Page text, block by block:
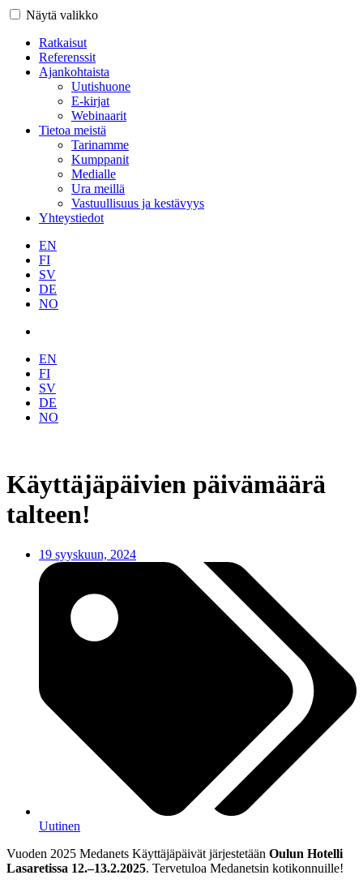
Näytä valikko
Ratkaisut
Referenssit
Ajankohtaista
Uutishuone
E-kirjat
Webinaarit
Tietoa meistä
Tarinamme
Kumppanit
Medialle
Ura meillä
Vastuullisuus ja kestävyys
Yhteystiedot
EN
FI
SV
DE
NO
EN
FI
SV
DE
NO
Käyttäjäpäivien päivämäärä
talteen!
19 syyskuun, 2024
Uutinen
Vuoden 2025 Medanets Käyttäjäpäivät järjestetään Oulun Hotelli
Lasaretissa 12.–13.2.2025. Tervetuloa Medanetsin kotikonnuille!